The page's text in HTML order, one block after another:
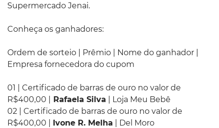
Supermercado Jenai.
Conheça os ganhadores:
Ordem de sorteio | Prêmio | Nome do ganhador |
Empresa fornecedora do cupom
01 | Certificado de barras de ouro no valor de
R$400,00 |
Rafaela Silva | Loja Meu Bebê
02 | Certificado de barras de ouro no valor de
R$400,00 | Ivone R. Melha | Del Moro